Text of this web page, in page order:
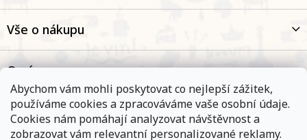
Abychom vám mohli poskytovat co nejlepší zážitek,
používáme cookies a zpracováváme vaše osobní údaje.
Cookies nám pomáhají analyzovat návštěvnost a
zobrazovat vám relevantní personalizované reklamy.
Vše o nákupu
O nás
Oblíbené kategorie